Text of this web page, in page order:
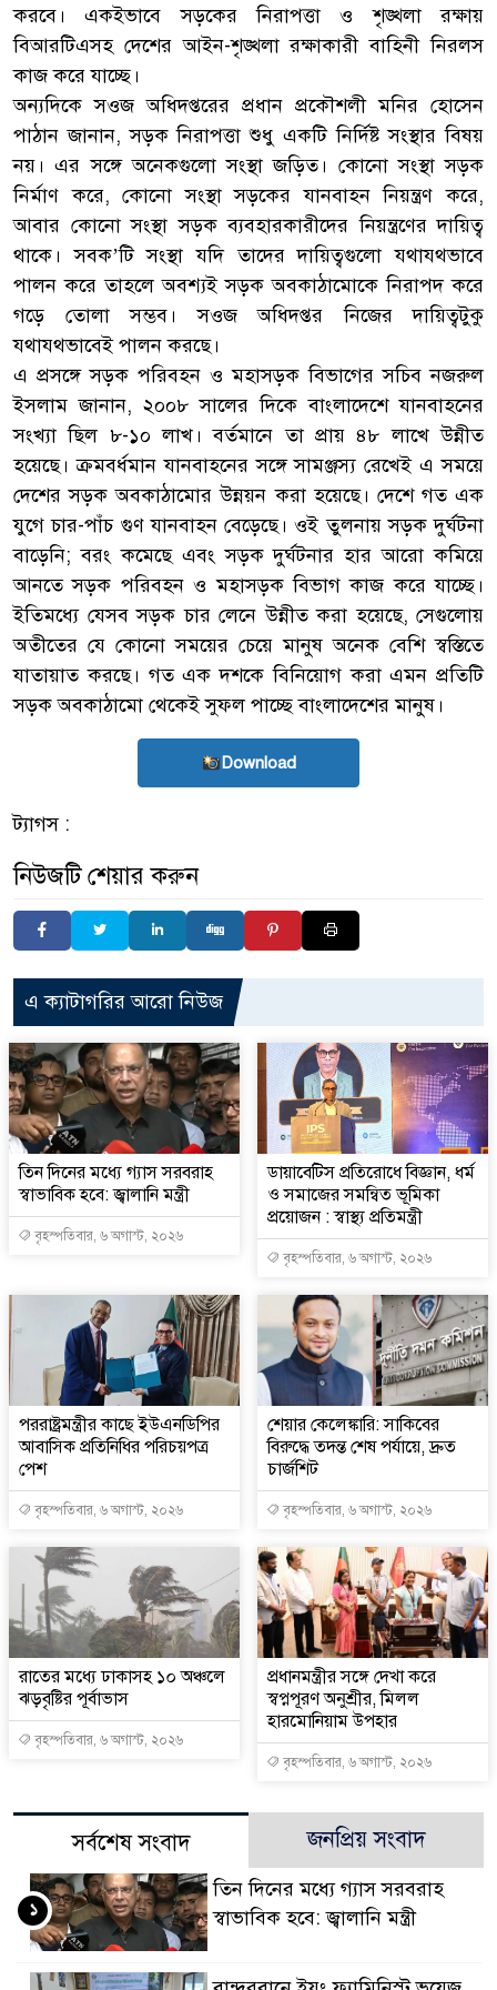
করবে। একইভাবে সড়কের নিরাপত্তা ও শৃঙ্খলা রক্ষায়
বিআরটিএসহ দেশের আইন-শৃঙ্খলা রক্ষাকারী বাহিনী নিরলস
কাজ করে যাচ্ছে।
অন্যদিকে সওজ অধিদপ্তরের প্রধান প্রকৌশলী মনির হোসেন
পাঠান জানান, সড়ক নিরাপত্তা শুধু একটি নির্দিষ্ট সংস্থার বিষয়
নয়। এর সঙ্গে অনেকগুলো সংস্থা জড়িত। কোনো সংস্থা সড়ক
নির্মাণ করে, কোনো সংস্থা সড়কের যানবাহন নিয়ন্ত্রণ করে,
আবার কোনো সংস্থা সড়ক ব্যবহারকারীদের নিয়ন্ত্রণের দায়িত্ব
থাকে। সবক’টি সংস্থা যদি তাদের দায়িত্বগুলো যথাযথভাবে
পালন করে তাহলে অবশ্যই সড়ক অবকাঠামোকে নিরাপদ করে
গড়ে তোলা সম্ভব। সওজ অধিদপ্তর নিজের দায়িত্বটুকু
যথাযথভাবেই পালন করছে।
এ প্রসঙ্গে সড়ক পরিবহন ও মহাসড়ক বিভাগের সচিব নজরুল
ইসলাম জানান, ২০০৮ সালের দিকে বাংলাদেশে যানবাহনের
সংখ্যা ছিল ৮-১০ লাখ। বর্তমানে তা প্রায় ৪৮ লাখে উন্নীত
হয়েছে। ক্রমবর্ধমান যানবাহনের সঙ্গে সামঞ্জস্য রেখেই এ সময়ে
দেশের সড়ক অবকাঠামোর উন্নয়ন করা হয়েছে। দেশে গত এক
যুগে চার-পাঁচ গুণ যানবাহন বেড়েছে। ওই তুলনায় সড়ক দুর্ঘটনা
বাড়েনি; বরং কমেছে এবং সড়ক দুর্ঘটনার হার আরো কমিয়ে
আনতে সড়ক পরিবহন ও মহাসড়ক বিভাগ কাজ করে যাচ্ছে।
ইতিমধ্যে যেসব সড়ক চার লেনে উন্নীত করা হয়েছে, সেগুলোয়
অতীতের যে কোনো সময়ের চেয়ে মানুষ অনেক বেশি স্বস্তিতে
যাতায়াত করছে। গত এক দশকে বিনিয়োগ করা এমন প্রতিটি
সড়ক অবকাঠামো থেকেই সুফল পাচ্ছে বাংলাদেশের মানুষ।
Download
ট্যাগস :
নিউজটি শেয়ার করুন
এ ক্যাটাগরির আরো নিউজ
তিন দিনের মধ্যে গ্যাস সরবরাহ
স্বাভাবিক হবে: জ্বালানি মন্ত্রী
বৃহস্পতিবার, ৬ অগাস্ট, ২০২৬
ডায়াবেটিস প্রতিরোধে বিজ্ঞান, ধর্ম
ও সমাজের সমন্বিত ভূমিকা
প্রয়োজন : স্বাস্থ্য প্রতিমন্ত্রী
বৃহস্পতিবার, ৬ অগাস্ট, ২০২৬
পররাষ্ট্রমন্ত্রীর কা‌ছে ইউএনডিপির
আবাসিক প্রতিনিধির পরিচয়পত্র
পেশ
বৃহস্পতিবার, ৬ অগাস্ট, ২০২৬
শেয়ার কেলেঙ্কারি: সাকিবের
বিরুদ্ধে তদন্ত শেষ পর্যায়ে, দ্রুত
চার্জশিট
বৃহস্পতিবার, ৬ অগাস্ট, ২০২৬
রাতের মধ্যে ঢাকাসহ ১০ অঞ্চলে
ঝড়বৃষ্টির পূর্বাভাস
বৃহস্পতিবার, ৬ অগাস্ট, ২০২৬
প্রধানমন্ত্রীর সঙ্গে দেখা করে
স্বপ্নপূরণ অনুশ্রীর, মিলল
হারমোনিয়াম উপহার
বৃহস্পতিবার, ৬ অগাস্ট, ২০২৬
সর্বশেষ সংবাদ জনপ্রিয় সংবাদ
তিন দিনের মধ্যে গ্যাস সরবরাহ
স্বাভাবিক হবে: জ্বালানি মন্ত্রী
১